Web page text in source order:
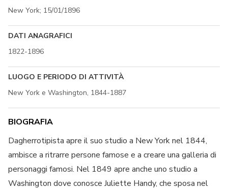
New York; 15/01/1896
DATI ANAGRAFICI
1822-1896
LUOGO E PERIODO DI ATTIVITÀ
New York e Washington, 1844-1887
BIOGRAFIA
Dagherrotipista apre il suo studio a New York nel 1844,
ambisce a ritrarre persone famose e a creare una galleria di
personaggi famosi. Nel 1849 apre anche uno studio a
Washington dove conosce Juliette Handy, che sposa nel